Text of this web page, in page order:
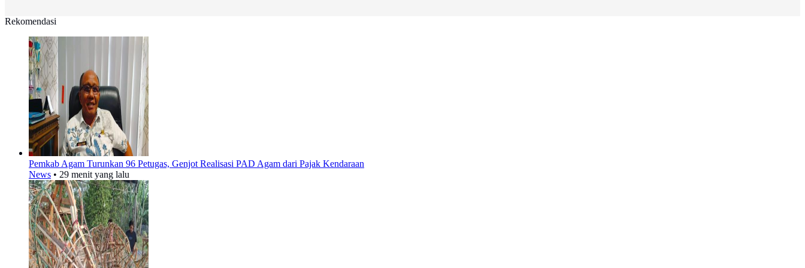
Rekomendasi
Pemkab Agam Turunkan 96 Petugas, Genjot Realisasi PAD Agam dari Pajak Kendaraan
News • 29 menit yang lalu